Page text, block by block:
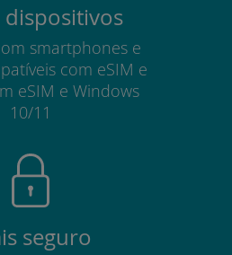
dispositivos
smartphones e
com eSIM e
eSIM e Windows
10/11
seguro